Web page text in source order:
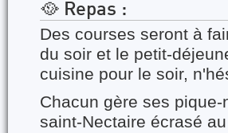
🥘 Repas :
Des courses seront à
du soir et le petit-
cuisine pour le soir,
Chacun gère ses
saint-Nectaire écrasé